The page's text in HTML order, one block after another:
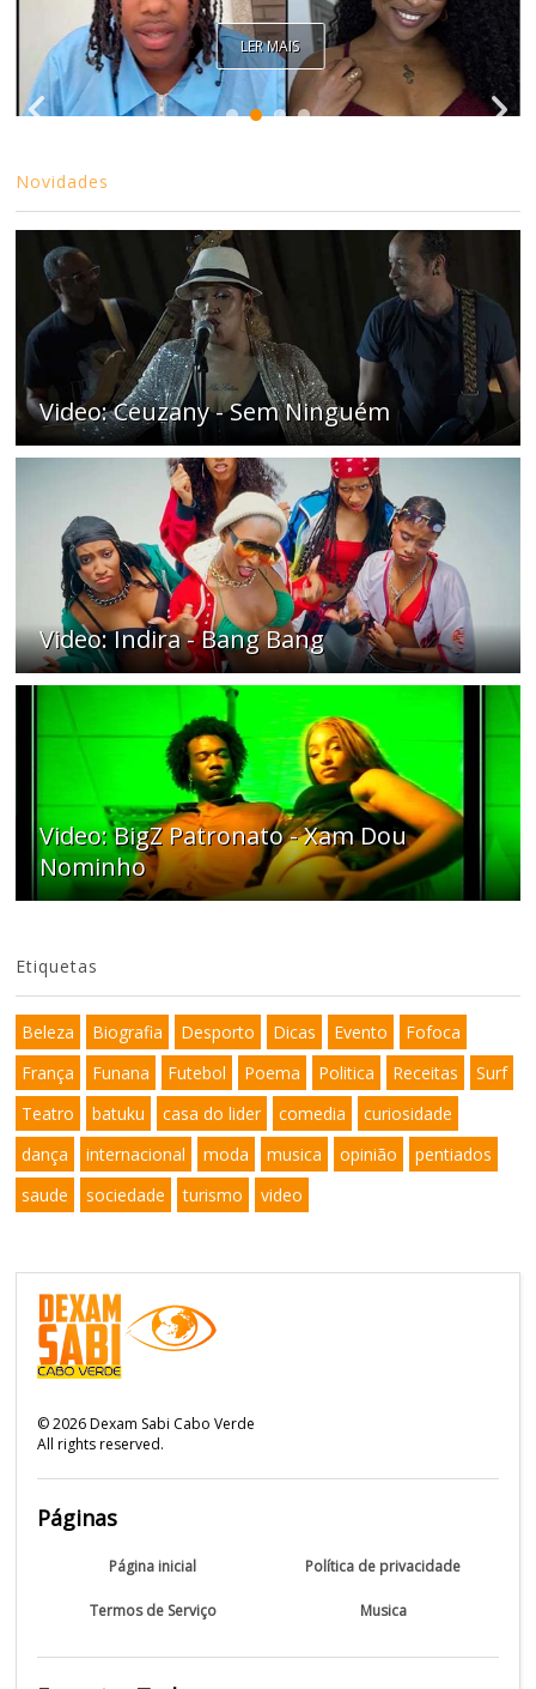
LER MAIS
Novidades
Video: Ceuzany - Sem Ninguém
Video: Indira - Bang Bang
Video: BigZ Patronato - Xam Dou
Nominho
Etiquetas
Beleza Biografia Desporto Dicas Evento
Fofoca
França
Funana Futebol Poema Politica Receitas
Surf
Teatro
batuku casa do lider comedia
curiosidade
dança
internacional moda musica opinião
pentiados
saude
sociedade turismo video
©2026Dexam Sabi Cabo Verde
All rights reserved.
Páginas
Página inicial Política de privacidade
Termos de Serviço Musica